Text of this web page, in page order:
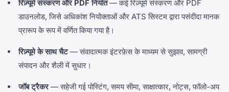
रिज़्यूमे संस्करण और PDF निर्यात— कई रिज़्यूमे संस्करण और PDF
डाउनलोड, जिसे अधिकांश नियोक्ताओं और ATS सिस्टम द्वारा पसंदीदा मानक
प्रारूप के रूप में वर्णित किया गया है।
रिज़्यूमे के साथ चैट— संवादात्मक इंटरफ़ेस के माध्यम से सुझाव, सामग्री
संपादन और शैली में सुधार।
जॉब ट्रैकर— सहेजी गई पोस्टिंग, समय सीमा, साक्षात्कार, नोट्स, फॉलो-अप